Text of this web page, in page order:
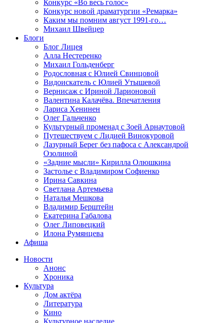
Конкурс «Во весь голос»
Конкурс новой драматургии «Ремарка»
Каким мы помним август 1991-го…
Михаил Швейцер
Блоги
Блог Лицея
Алла Нестеренко
Михаил Гольденберг
Родословная с Юлией Свинцовой
Видоискатель с Юлией Утышевой
Вернисаж с Ириной Ларионовой
Валентина Калачёва. Впечатления
Лариса Хенинен
Олег Гальченко
Культурный променад с Зоей Арнаутовой
Путешествуем с Лидией Винокуровой
Лазурный Берег без пафоса с Александрой
Озолиной
«Задние мысли» Кирилла Олюшкина
Застолье с Владимиром Софиенко
Ирина Савкина
Светлана Артемьева
Наталья Мешкова
Владимир Берштейн
Екатерина Габалова
Олег Липовецкий
Илона Румянцева
Афиша
Новости
Анонс
Хроника
Культура
Дом актёра
Литература
Кино